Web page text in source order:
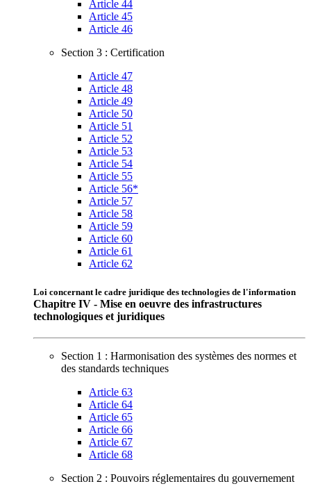
Article 44
Article 45
Article 46
Section 3 : Certification
Article 47
Article 48
Article 49
Article 50
Article 51
Article 52
Article 53
Article 54
Article 55
Article 56*
Article 57
Article 58
Article 59
Article 60
Article 61
Article 62
Loi concernant le cadre juridique des technologies de l'information
Chapitre IV - Mise en oeuvre des infrastructures
technologiques et juridiques
Section 1 : Harmonisation des systèmes des normes et
des standards techniques
Article 63
Article 64
Article 65
Article 66
Article 67
Article 68
Section 2 : Pouvoirs réglementaires du gouvernement